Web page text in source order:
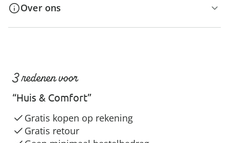
Over ons
3 redenen voor
“Huis & Comfort”
Gratis kopen op rekening
Gratis retour